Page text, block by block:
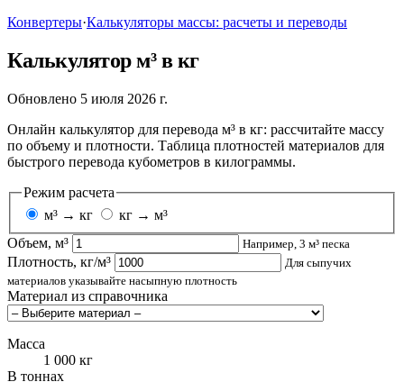
Конвертеры·Калькуляторы массы: расчеты и переводы
Калькулятор м³ в кг
Обновлено 5 июля 2026 г.
Онлайн калькулятор для перевода м³ в кг: рассчитайте массу
по объему и плотности. Таблица плотностей материалов для
быстрого перевода кубометров в килограммы.
Режим расчета
м³ → кг
кг → м³
Объем, м³
Например, 3 м³ песка
Плотность, кг/м³
Для сыпучих
материалов указывайте насыпную плотность
Материал из справочника
Масса
1 000 кг
В тоннах